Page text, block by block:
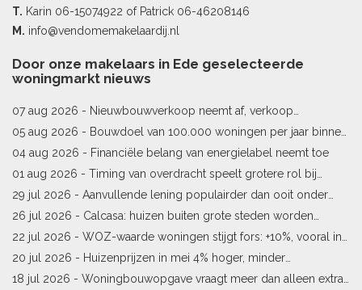
T. Karin 06-15074922 of Patrick 06-46208146
M. info@vendomemakelaardij.nl
Door onze makelaars in Ede geselecteerde
woningmarkt nieuws
07 aug 2026 - Nieuwbouwverkoop neemt af, verkoop
bestaande woningen stijgt
05 aug 2026 - Bouwdoel van 100.000 woningen per jaar binnen
bereik
04 aug 2026 - Financiële belang van energielabel neemt toe
01 aug 2026 - Timing van overdracht speelt grotere rol bij
woningprijs
29 jul 2026 - Aanvullende lening populairder dan ooit onder
starters
26 jul 2026 - Calcasa: huizen buiten grote steden worden
sneller meer waard
22 jul 2026 - WOZ-waarde woningen stijgt fors: +10%, vooral in
Limburg en Pekela
20 jul 2026 - Huizenprijzen in mei 4% hoger, minder
woningverkopen
18 jul 2026 - Woningbouwopgave vraagt meer dan alleen extra